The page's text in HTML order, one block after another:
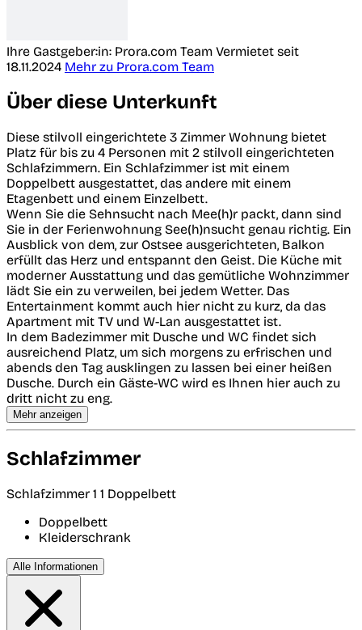
Ihre Gastgeber:in: Prora.com Team Vermietet seit
18.11.2024 Mehr zu Prora.com Team
Über diese Unterkunft
Diese stilvoll eingerichtete 3 Zimmer Wohnung bietet
Platz für bis zu 4 Personen mit 2 stilvoll eingerichteten
Schlafzimmern. Ein Schlafzimmer ist mit einem
Doppelbett ausgestattet, das andere mit einem
Etagenbett und einem Einzelbett.
Wenn Sie die Sehnsucht nach Mee(h)r packt, dann sind
Sie in der Ferienwohnung See(h)nsucht genau richtig. Ein
Ausblick von dem, zur Ostsee ausgerichteten, Balkon
erfüllt das Herz und entspannt den Geist. Die Küche mit
moderner Ausstattung und das gemütliche Wohnzimmer
lädt Sie ein zu verweilen, bei jedem Wetter. Das
Entertainment kommt auch hier nicht zu kurz, da das
Apartment mit TV und W-Lan ausgestattet ist.
In dem Badezimmer mit Dusche und WC findet sich
ausreichend Platz, um sich morgens zu erfrischen und
abends den Tag ausklingen zu lassen bei einer heißen
Dusche. Durch ein Gäste-WC wird es Ihnen hier auch zu
dritt nicht zu eng.
Mehr anzeigen
Schlafzimmer
Schlafzimmer 1 1 Doppelbett
Doppelbett
Kleiderschrank
Alle Informationen